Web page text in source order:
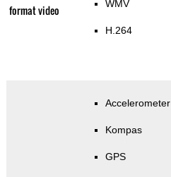
format video WMV
H.264
Accelerometer
Kompas
GPS